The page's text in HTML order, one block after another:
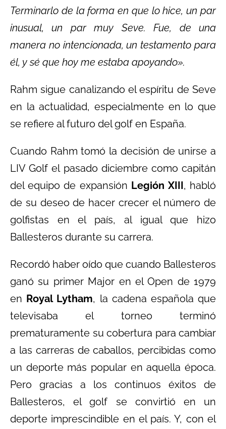
Terminarlo de la forma en que lo hice, un par
inusual, un par muy Seve. Fue, de una
manera no intencionada, un testamento para
él, y sé que hoy me estaba apoyando».
Rahm sigue canalizando el espíritu de Seve
en la actualidad, especialmente en lo que
se refiere al futuro del golf en España.
Cuando Rahm tomó la decisión de unirse a
LIV Golf el pasado diciembre como capitán
del equipo de expansión Legión XIII, habló
de su deseo de hacer crecer el número de
golfistas en el país, al igual que hizo
Ballesteros durante su carrera.
Recordó haber oído que cuando Ballesteros
ganó su primer Major en el Open de 1979
en Royal Lytham, la cadena española que
televisaba el torneo terminó
prematuramente su cobertura para cambiar
a las carreras de caballos, percibidas como
un deporte más popular en aquella época.
Pero gracias a los continuos éxitos de
Ballesteros, el golf se convirtió en un
deporte imprescindible en el país. Y, con el